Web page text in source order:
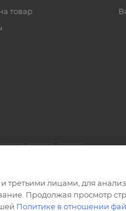
товар
лицами, для
Продолжая просмотр
Политике в отношении